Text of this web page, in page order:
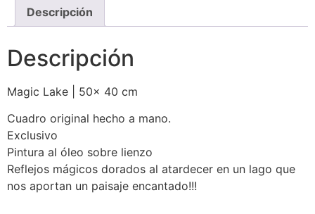
Descripción
Descripción
Magic Lake | 50x 40 cm
Cuadro original hecho a mano.
Exclusivo
Pintura al óleo sobre lienzo
Reflejos mágicos dorados al atardecer en un lago que
nos aportan un paisaje encantado!!!